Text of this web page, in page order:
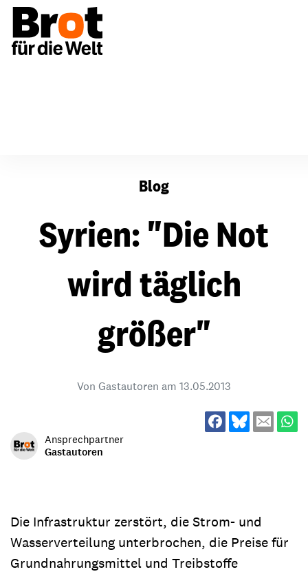
Blog
Syrien: "Die Not
wird täglich
größer"
Von Gastautoren am 13.05.2013
Ansprechpartner
Gastautoren
Die Infrastruktur zerstört, die Strom- und
Wasserverteilung unterbrochen, die Preise für
Grundnahrungsmittel und Treibstoffe